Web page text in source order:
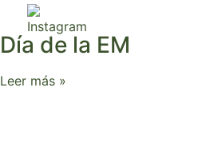
Día de la EM
Leer más »